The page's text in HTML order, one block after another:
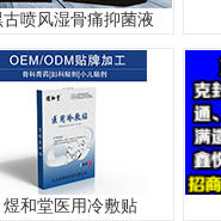
古喷风湿骨痛抑菌液
煜和堂医用冷敷贴